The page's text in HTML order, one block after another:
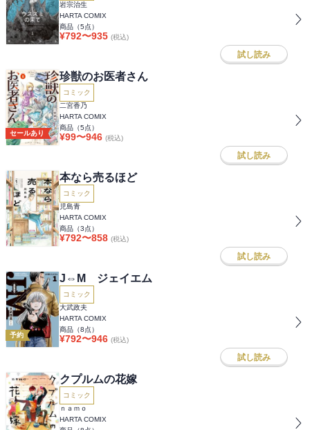
岩宗治生
HARTA COMIX
商品（5点）
¥792〜935 (税込)
試し読み
セールあり
珍獣のお医者さん
コミック
二宮香乃
HARTA COMIX
商品（5点）
¥99〜946 (税込)
試し読み
本なら売るほど
コミック
児島青
HARTA COMIX
商品（3点）
¥792〜858 (税込)
試し読み
予約
J⇔M ジェイエム
コミック
大武政夫
HARTA COMIX
商品（8点）
¥792〜946 (税込)
試し読み
クプルムの花嫁
コミック
ｎａｍｏ
HARTA COMIX